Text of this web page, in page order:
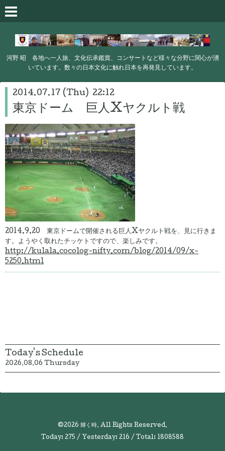
河野 昭 各地へ一人旅、文化伝承鑑賞、コンサートなど様々な分野に関心が湧
いています。数々の日本文化に触れ日本を再発見しています。
2014.07.17 (Thu) 22:12
東京ドーム 巨人Xヤクルト戦
2014.9.20 東京ドームで開催される巨人Xヤクルト戦を、見に行きま
す。ようやく取れたチッケトですので、楽しみです。
http://kulala.cocolog-nifty.com/blog/2014/09/x-
5250.html
Today's Schedule
2026.08.06 Thursday
©2026 輝く時. All Rights Reserved.
Today: 275 / Yesterday: 216 / Total: 1808588